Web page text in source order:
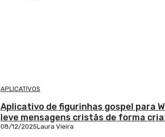
APLICATIVOS
Aplicativo de figurinhas gospel para
leve mensagens cristãs de forma
08/12/2025Laura Vieira